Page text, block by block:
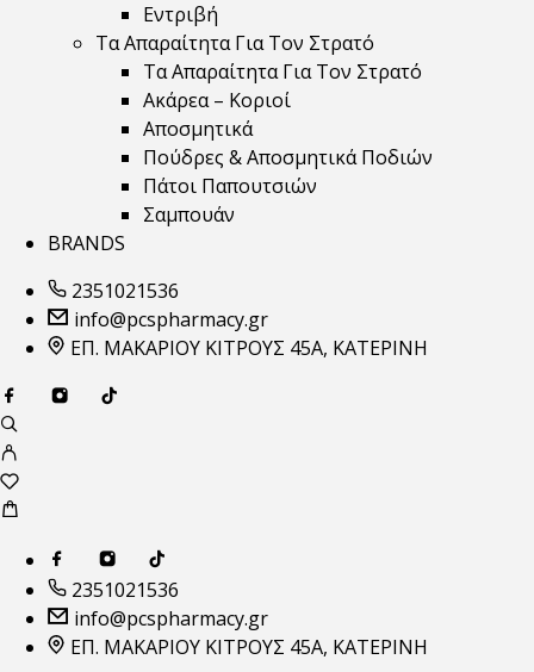
Εντριβή
Τα Απαραίτητα Για Τον Στρατό
Τα Απαραίτητα Για Τον Στρατό
Ακάρεα – Κοριοί
Αποσμητικά
Πούδρες & Αποσμητικά Ποδιών
Πάτοι Παπουτσιών
Σαμπουάν
BRANDS
2351021536
info@pcspharmacy.gr
ΕΠ. ΜΑΚΑΡΙΟΥ ΚΙΤΡΟΥΣ 45Α, ΚΑΤΕΡΙΝΗ
2351021536
info@pcspharmacy.gr
ΕΠ. ΜΑΚΑΡΙΟΥ ΚΙΤΡΟΥΣ 45Α, ΚΑΤΕΡΙΝΗ